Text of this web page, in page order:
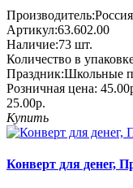
Производитель:Россия
Артикул:63.602.00
Наличие:73 шт.
Количество в
Праздник:Школьные
Розничная цена:
25.00р.
Купить
Конверт для денег,